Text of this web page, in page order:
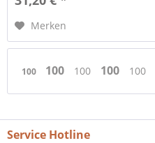
Merken
100 100 100 100 100
Service Hotline